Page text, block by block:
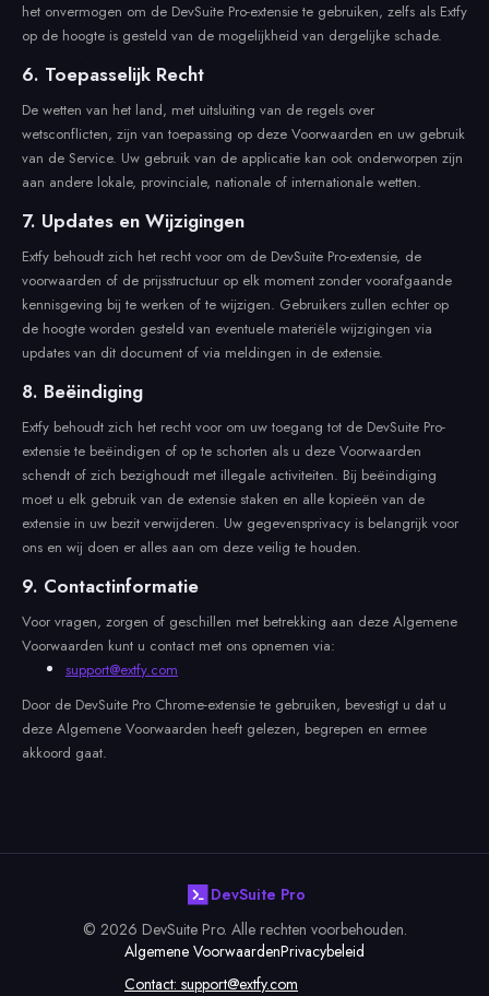
het onvermogen om de DevSuite Pro-extensie te gebruiken, zelfs als Extfy
op de hoogte is gesteld van de mogelijkheid van dergelijke schade.
6. Toepasselijk Recht
De wetten van het land, met uitsluiting van de regels over
wetsconflicten, zijn van toepassing op deze Voorwaarden en uw gebruik
van de Service. Uw gebruik van de applicatie kan ook onderworpen zijn
aan andere lokale, provinciale, nationale of internationale wetten.
7. Updates en Wijzigingen
Extfy behoudt zich het recht voor om de DevSuite Pro-extensie, de
voorwaarden of de prijsstructuur op elk moment zonder voorafgaande
kennisgeving bij te werken of te wijzigen. Gebruikers zullen echter op
de hoogte worden gesteld van eventuele materiële wijzigingen via
updates van dit document of via meldingen in de extensie.
8. Beëindiging
Extfy behoudt zich het recht voor om uw toegang tot de DevSuite Pro-
extensie te beëindigen of op te schorten als u deze Voorwaarden
schendt of zich bezighoudt met illegale activiteiten. Bij beëindiging
moet u elk gebruik van de extensie staken en alle kopieën van de
extensie in uw bezit verwijderen. Uw gegevensprivacy is belangrijk voor
ons en wij doen er alles aan om deze veilig te houden.
9. Contactinformatie
Voor vragen, zorgen of geschillen met betrekking aan deze Algemene
Voorwaarden kunt u contact met ons opnemen via:
support@extfy.com
Door de DevSuite Pro Chrome-extensie te gebruiken, bevestigt u dat u
deze Algemene Voorwaarden heeft gelezen, begrepen en ermee
akkoord gaat.
DevSuite Pro
© 2026 DevSuite Pro. Alle rechten voorbehouden.
Algemene VoorwaardenPrivacybeleid
Contact: support@extfy.com